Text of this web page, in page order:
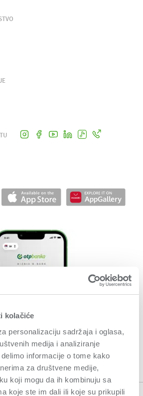
kolačiće
personalizaciju sadržaja i oglasa,
medija i analiziranje
informacije o tome kako
za društvene medije,
koji mogu da ih kombinuju sa
koje ste im dali ili koje su prikupili